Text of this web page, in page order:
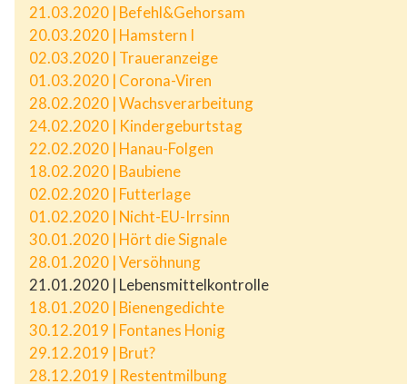
21.03.2020 | Befehl&Gehorsam
20.03.2020 | Hamstern I
02.03.2020 | Traueranzeige
01.03.2020 | Corona-Viren
28.02.2020 | Wachsverarbeitung
24.02.2020 | Kindergeburtstag
22.02.2020 | Hanau-Folgen
18.02.2020 | Baubiene
02.02.2020 | Futterlage
01.02.2020 | Nicht-EU-Irrsinn
30.01.2020 | Hört die Signale
28.01.2020 | Versöhnung
21.01.2020 | Lebensmittelkontrolle
18.01.2020 | Bienengedichte
30.12.2019 | Fontanes Honig
29.12.2019 | Brut?
28.12.2019 | Restentmilbung